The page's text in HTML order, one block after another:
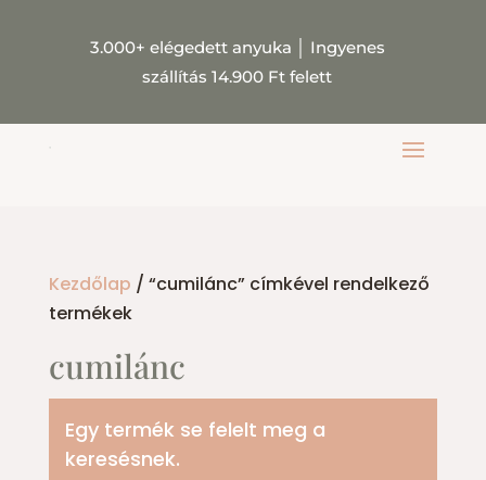
3.000+ elégedett anyuka
Ingyenes
szállítás 14.900 Ft felett
Kezdőlap / “cumilánc” címkével rendelkező
termékek
cumilánc
Egy termék se felelt meg a
keresésnek.